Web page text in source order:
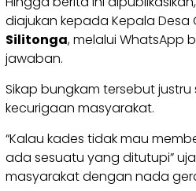
diajukan kepada Kepala Desa
Silitonga, melalui WhatsApp
jawaban.
Sikap bungkam tersebut
kecurigaan masyarakat.
“Kalau kades tidak mau
ada sesuatu yang ditutupi”
masyarakat dengan nada